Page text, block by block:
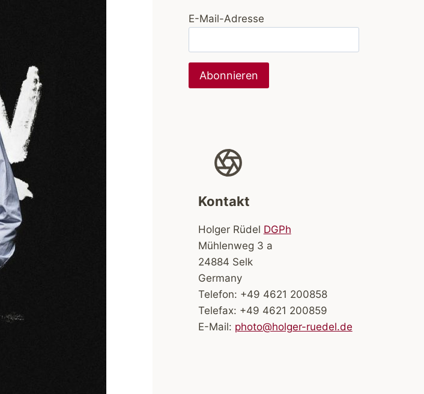
E-Mail-Adresse
Kontakt
Holger Rüdel DGPh
Mühlenweg 3 a
24884 Selk
Germany
Telefon: +49 4621 200858
Telefax: +49 4621 200859
E-Mail: photo@holger-ruedel.de